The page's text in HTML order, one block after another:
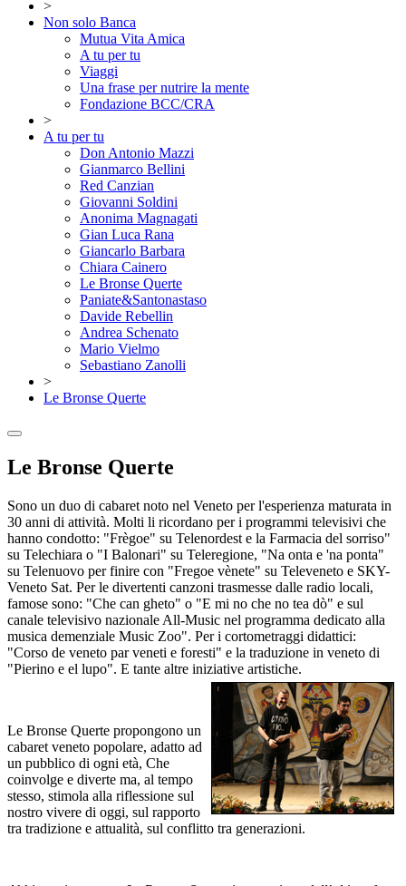
>
Non solo Banca
Mutua Vita Amica
A tu per tu
Viaggi
Una frase per nutrire la mente
Fondazione BCC/CRA
>
A tu per tu
Don Antonio Mazzi
Gianmarco Bellini
Red Canzian
Giovanni Soldini
Anonima Magnagati
Gian Luca Rana
Giancarlo Barbara
Chiara Cainero
Le Bronse Querte
Paniate&Santonastaso
Davide Rebellin
Andrea Schenato
Mario Vielmo
Sebastiano Zanolli
>
Le Bronse Querte
Le Bronse Querte
Sono un duo di cabaret noto nel Veneto per l'esperienza maturata in
30 anni di attività. Molti li ricordano per i programmi televisivi che
hanno condotto: "Frègoe" su Telenordest e la Farmacia del sorriso"
su Telechiara o "I Balonari" su Teleregione, "Na onta e 'na ponta"
su Telenuovo per finire con "Fregoe vènete" su Televeneto e SKY-
Veneto Sat. Per le divertenti canzoni trasmesse dalle radio locali,
famose sono: "Che can gheto" o "E mi no che no tea dò" e sul
canale televisivo nazionale All-Music nel programma dedicato alla
musica demenziale Music Zoo". Per i cortometraggi didattici:
"Corso de veneto par veneti e foresti" e la traduzione in veneto di
"Pierino e el lupo". E tante altre iniziative artistiche.
Le Bronse Querte propongono un
cabaret veneto popolare, adatto ad
un pubblico di ogni età, Che
coinvolge e diverte ma, al tempo
stesso, stimola alla riflessione sul
nostro vivere di oggi, sul rapporto
tra tradizione e attualità, sul conflitto tra generazioni.